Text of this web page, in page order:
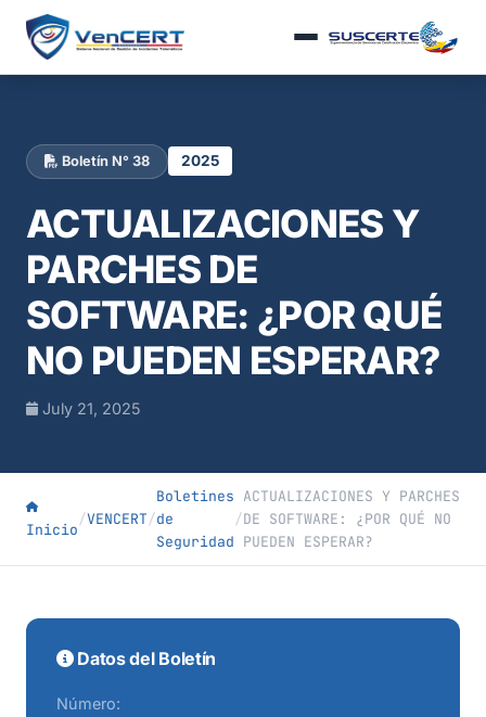
Boletín N° 38 2025
ACTUALIZACIONES Y
PARCHES DE
SOFTWARE: ¿POR QUÉ
NO PUEDEN ESPERAR?
July 21, 2025
Inicio
/VENCERT/
Boletines
de
Seguridad
/
ACTUALIZACIONES Y PARCHES
DE SOFTWARE: ¿POR QUÉ NO
PUEDEN ESPERAR?
Datos del Boletín
Número: